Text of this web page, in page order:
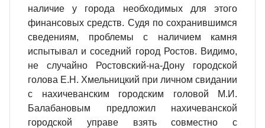
наличие у города необходимых для этого
финансовых средств. Судя по сохранившимся
сведениям, проблемы с наличием камня
испытывал и соседний город Ростов. Видимо,
не случайно Ростовский-на-Дону городской
голова Е.Н. Хмельницкий при личном свидании
с нахичеванским городским головой М.И.
Балабановым предложил нахичеванской
городской управе взять совместно с